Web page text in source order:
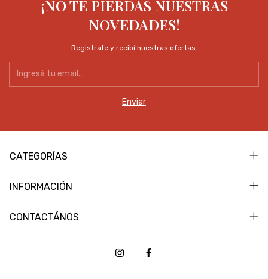
¡NO TE PIERDAS NUESTRAS
NOVEDADES!
Registrate y recibí nuestras ofertas.
CATEGORÍAS
INFORMACIÓN
CONTACTÁNOS